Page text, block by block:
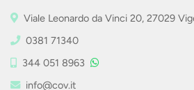
Viale Leonardo da Vinci 20, 27029
0381 71340
344 051 8963
info@cov.it